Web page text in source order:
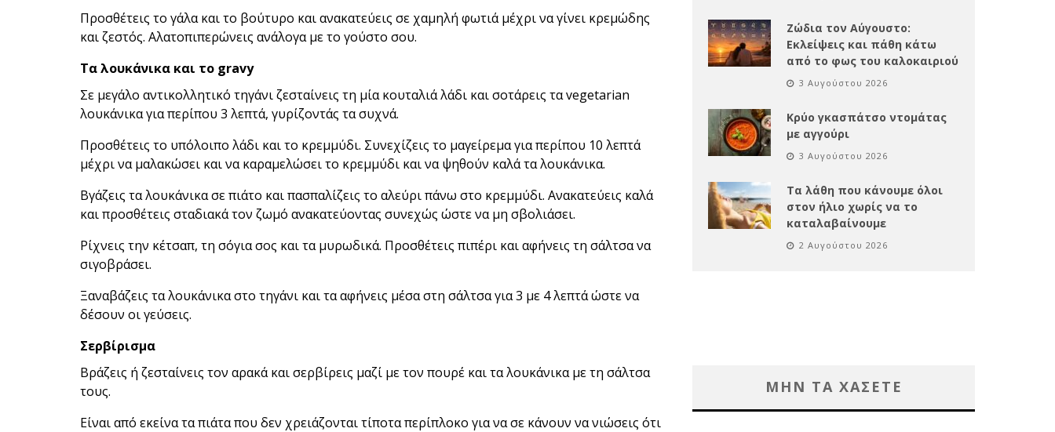
Προσθέτεις το γάλα και το βούτυρο και ανακατεύεις σε χαμηλή φωτιά μέχρι να γίνει κρεμώδης
και ζεστός. Αλατοπιπερώνεις ανάλογα με το γούστο σου.
Τα λουκάνικα και το gravy
Σε μεγάλο αντικολλητικό τηγάνι ζεσταίνεις τη μία κουταλιά λάδι και σοτάρεις τα vegetarian
λουκάνικα για περίπου 3 λεπτά, γυρίζοντάς τα συχνά.
Προσθέτεις το υπόλοιπο λάδι και το κρεμμύδι. Συνεχίζεις το μαγείρεμα για περίπου 10 λεπτά
μέχρι να μαλακώσει και να καραμελώσει το κρεμμύδι και να ψηθούν καλά τα λουκάνικα.
Βγάζεις τα λουκάνικα σε πιάτο και πασπαλίζεις το αλεύρι πάνω στο κρεμμύδι. Ανακατεύεις καλά
και προσθέτεις σταδιακά τον ζωμό ανακατεύοντας συνεχώς ώστε να μη σβολιάσει.
Ρίχνεις την κέτσαπ, τη σόγια σος και τα μυρωδικά. Προσθέτεις πιπέρι και αφήνεις τη σάλτσα να
σιγοβράσει.
Ξαναβάζεις τα λουκάνικα στο τηγάνι και τα αφήνεις μέσα στη σάλτσα για 3 με 4 λεπτά ώστε να
δέσουν οι γεύσεις.
Σερβίρισμα
Βράζεις ή ζεσταίνεις τον αρακά και σερβίρεις μαζί με τον πουρέ και τα λουκάνικα με τη σάλτσα
τους.
Είναι από εκείνα τα πιάτα που δεν χρειάζονται τίποτα περίπλοκο για να σε κάνουν να νιώσεις ότι
Ζώδια τον Αύγουστο:
Εκλείψεις και πάθη κάτω
από το φως του καλοκαιριού
3 Αυγούστου 2026
Κρύο γκασπάτσο ντομάτας
με αγγούρι
3 Αυγούστου 2026
Τα λάθη που κάνουμε όλοι
στον ήλιο χωρίς να το
καταλαβαίνουμε
2 Αυγούστου 2026
ΜΗΝ ΤΑ ΧΑΣΕΤΕ